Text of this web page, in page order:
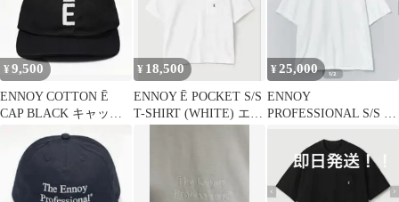
¥9,500
ENNOY COTTON Ē
CAP BLACK キャップ
¥ 18,500
ENNOY Ē POCKET S/S
T-SHIRT (WHITE) エン
¥25,000
ENNOY
PROFESSIONAL S/S T-